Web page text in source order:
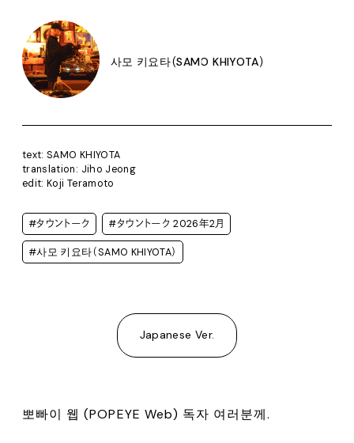
사모 키요타（SAMO KHIYOTA）
text: SAMO KHIYOTA
translation: Jiho Jeong
edit: Koji Teramoto
#タウントーク #タウントーク 2026年2月
#사모 키요타（SAMO KHIYOTA）
Japanese Ver.
뽀빠이 웹 (POPEYE Web) 독자 여러분께.